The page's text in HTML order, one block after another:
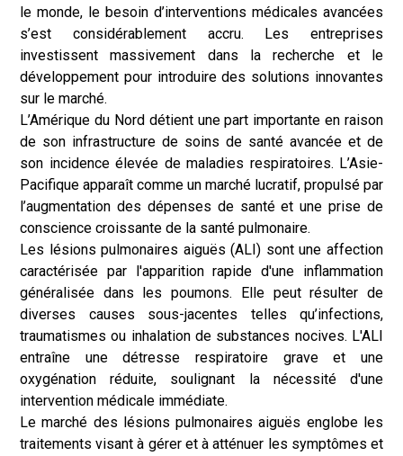
le monde, le besoin d’interventions médicales avancées
s’est considérablement accru. Les entreprises
investissent massivement dans la recherche et le
développement pour introduire des solutions innovantes
sur le marché.
L’Amérique du Nord détient une part importante en raison
de son infrastructure de soins de santé avancée et de
son incidence élevée de maladies respiratoires. L’Asie-
Pacifique apparaît comme un marché lucratif, propulsé par
l’augmentation des dépenses de santé et une prise de
conscience croissante de la santé pulmonaire.
Les lésions pulmonaires aiguës (ALI) sont une affection
caractérisée par l'apparition rapide d'une inflammation
généralisée dans les poumons. Elle peut résulter de
diverses causes sous-jacentes telles qu’infections,
traumatismes ou inhalation de substances nocives. L'ALI
entraîne une détresse respiratoire grave et une
oxygénation réduite, soulignant la nécessité d'une
intervention médicale immédiate.
Le marché des lésions pulmonaires aiguës englobe les
traitements visant à gérer et à atténuer les symptômes et